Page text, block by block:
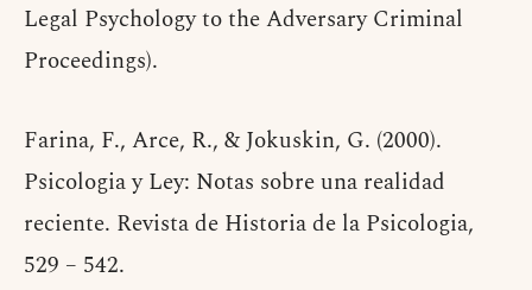
Legal Psychology to the Adversary Criminal
Proceedings).
Farina, F., Arce, R., & Jokuskin, G. (2000).
Psicologia y Ley: Notas sobre una realidad
reciente. Revista de Historia de la Psicologia,
529 – 542.